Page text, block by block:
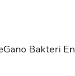
Bakteri